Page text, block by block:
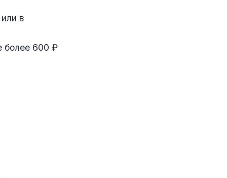
в
более 600 ₽